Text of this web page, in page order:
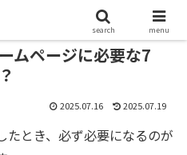
ムページに必要な7
2025.07.16 2025.07.19
たとき、必ず必要になるのが
search menu